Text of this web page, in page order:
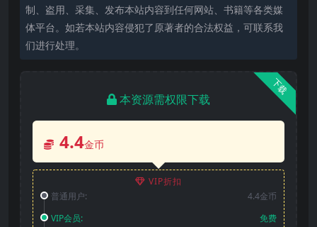
制、盗用、采集、发布本站内容到任何网站、书籍等各类媒
体平台。如若本站内容侵犯了原著者的合法权益，可联系我
们进行处理。
下载
本资源需权限下载
4.4金币
VIP折扣
普通用户:
4.4金币
VIP会员:
免费